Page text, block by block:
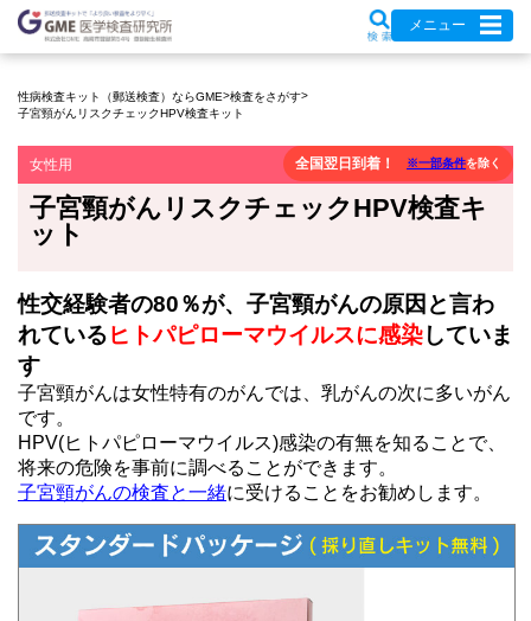
メニュー
性病検査キット（郵送検査）ならGME>検査をさがす>
子宮頸がんリスクチェックHPV検査キット
女性用
子宮頸がんリスクチェックHPV検査キ
ット
全国翌日到着！ ※一部条件を除く
性交経験者の80％が、子宮頸がんの原因と言わ
れているヒトパピローマウイルスに感染していま
す
子宮頸がんは女性特有のがんでは、乳がんの次に多いがん
です。
HPV(ヒトパピローマウイルス)感染の有無を知ることで、
将来の危険を事前に調べることができます。
子宮頸がんの検査と一緒に受けることをお勧めします。